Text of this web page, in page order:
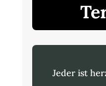
Jeder ist